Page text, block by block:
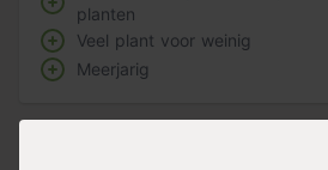
planten
Veel plant voor weinig
Meerjarig